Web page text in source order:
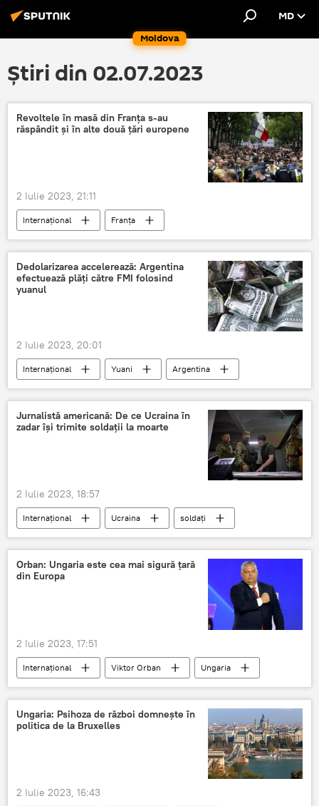
Moldova
MD
Știri din 02.07.2023
Revoltele în masă din Franța s-au
răspândit şi în alte două țări europene
2 Iulie 2023, 21:11
Internațional Franța
Dedolarizarea accelerează: Argentina
efectuează plăţi către FMI folosind
yuanul
2 Iulie 2023, 20:01
Internațional Yuani
Argentina
FMI
Jurnalistă americană: De ce Ucraina în
zadar își trimite soldații la moarte
2 Iulie 2023, 18:57
Internațional Ucraina
soldați
Moarte
Orban: Ungaria este cea mai sigură țară
din Europa
2 Iulie 2023, 17:51
Internațional Viktor Orban Ungaria
Ungaria: Psihoza de război domnește în
politica de la Bruxelles
2 Iulie 2023, 16:43